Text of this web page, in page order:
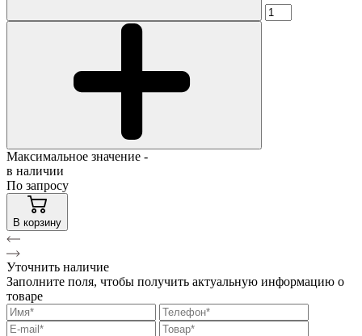
Максимальное значение -
в наличии
По запросу
В корзину
Уточнить наличие
Заполните поля, чтобы получить актуальную информацию о
товаре